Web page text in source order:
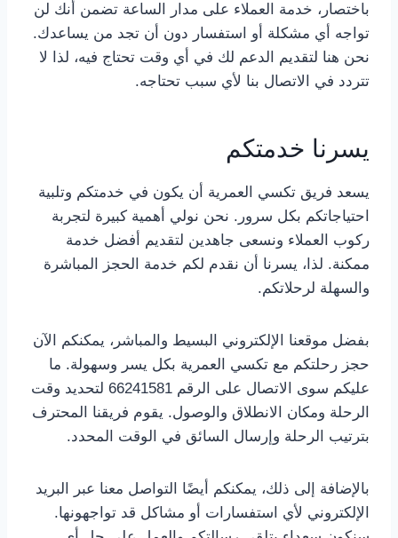
باختصار، خدمة العملاء على مدار الساعة تضمن أنك لن
تواجه أي مشكلة أو استفسار دون أن تجد من يساعدك.
نحن هنا لتقديم الدعم لك في أي وقت تحتاج فيه، لذا لا
تتردد في الاتصال بنا لأي سبب تحتاجه.
يسرنا خدمتكم
يسعد فريق تكسي العمرية أن يكون في خدمتكم وتلبية
احتياجاتكم بكل سرور. نحن نولي أهمية كبيرة لتجربة
ركوب العملاء ونسعى جاهدين لتقديم أفضل خدمة
ممكنة. لذا، يسرنا أن نقدم لكم خدمة الحجز المباشرة
والسهلة لرحلاتكم.
بفضل موقعنا الإلكتروني البسيط والمباشر، يمكنكم الآن
حجز رحلتكم مع تكسي العمرية بكل يسر وسهولة. ما
عليكم سوى الاتصال على الرقم 66241581 لتحديد وقت
الرحلة ومكان الانطلاق والوصول. يقوم فريقنا المحترف
بترتيب الرحلة وإرسال السائق في الوقت المحدد.
بالإضافة إلى ذلك، يمكنكم أيضًا التواصل معنا عبر البريد
الإلكتروني لأي استفسارات أو مشاكل قد تواجهونها.